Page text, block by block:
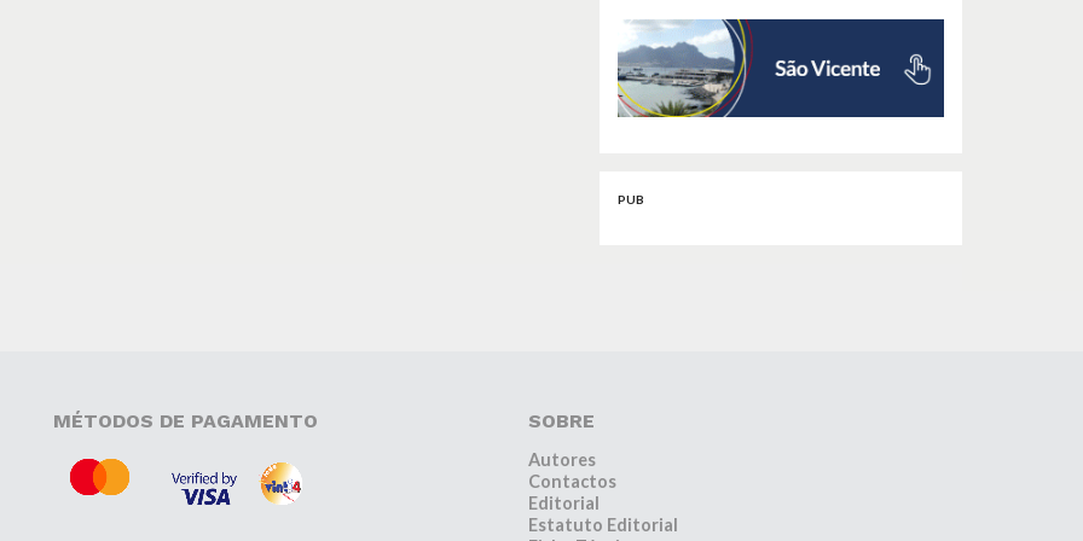
PUB
MÉTODOS DE PAGAMENTO SOBRE
Autores
Contactos
Editorial
Estatuto Editorial